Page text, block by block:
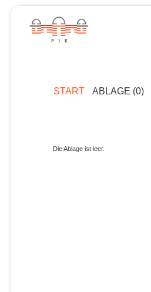
START ABLAGE (0)
Die Ablage ist leer.